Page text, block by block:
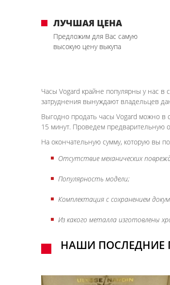
ЛУЧШАЯ ЦЕНА
Предложим для Вас самую
высокую цену выкупа
Часы Vogard крайне популярны у нас
затруднения вынуждают владельцев
Выгодно продать часы Vogard можно в
15 минут. Проведем предварительную
На окончательную сумму, которую вы
Отсутствие механических
Популярность модели;
Комплектация с сохранением
Из какого металла изготовлены
НАШИ ПОСЛЕДНИЕ